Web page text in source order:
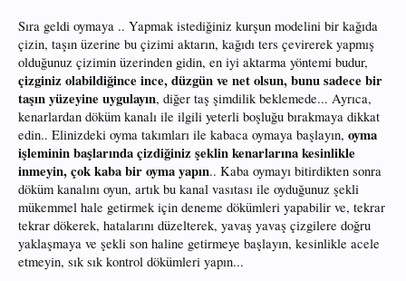
Sıra geldi oymaya .. Yapmak istediğiniz kurşun modelini bir kağıda
çizin, taşın üzerine bu çizimi aktarın, kağıdı ters çevirerek yapmış
olduğunuz çizimin üzerinden gidin, en iyi aktarma yöntemi budur,
çizginiz olabildiğince ince, düzgün ve net olsun, bunu sadece bir
taşın yüzeyine uygulayın, diğer taş şimdilik beklemede... Ayrıca,
kenarlardan döküm kanalı ile ilgili yeterli boşluğu bırakmaya dikkat
edin.. Elinizdeki oyma takımları ile kabaca oymaya başlayın, oyma
işleminin başlarında çizdiğiniz şeklin kenarlarına kesinlikle
inmeyin, çok kaba bir oyma yapın.. Kaba oymayı bitirdikten sonra
döküm kanalını oyun, artık bu kanal vasıtası ile oyduğunuz şekli
mükemmel hale getirmek için deneme dökümleri yapabilir ve, tekrar
tekrar dökerek, hatalarını düzelterek, yavaş yavaş çizgilere doğru
yaklaşmaya ve şekli son haline getirmeye başlayın, kesinlikle acele
etmeyin, sık sık kontrol dökümleri yapın...